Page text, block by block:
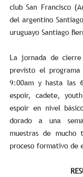
club San Francisco
del argentino
uruguayo Santiago
La jornada de cierre
previsto el
9:00am y hasta las
espoir, cadete,
espoir en nivel
dorado a una
muestras de mucho
proceso formativo de